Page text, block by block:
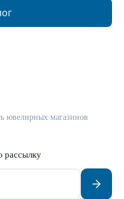
ювелирных магазинов
рассылку